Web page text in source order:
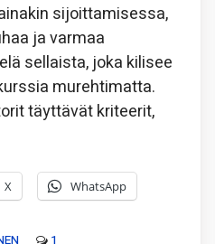
sijoittamisessa,
ja varmaa
sellaista, joka kilisee
murehtimatta.
täyttävät kriteerit,
X WhatsApp
1